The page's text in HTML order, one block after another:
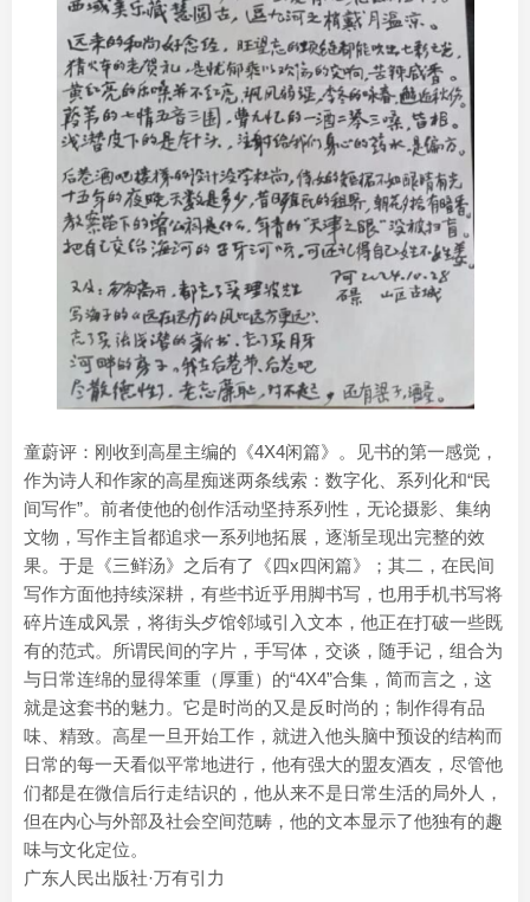
童蔚评：刚收到高星主编的《4X4闲篇》。见书的第一感觉，
作为诗人和作家的高星痴迷两条线索：数字化、系列化和“民
间写作”。前者使他的创作活动坚持系列性，无论摄影、集纳
文物，写作主旨都追求一系列地拓展，逐渐呈现出完整的效
果。于是《三鲜汤》之后有了《四x四闲篇》；其二，在民间
写作方面他持续深耕，有些书近乎用脚书写，也用手机书写将
碎片连成风景，将街头歺馆邻域引入文本，他正在打破一些既
有的范式。所谓民间的字片，手写体，交谈，随手记，组合为
与日常连绵的显得笨重（厚重）的“4X4”合集，简而言之，这
就是这套书的魅力。它是时尚的又是反时尚的；制作得有品
味、精致。高星一旦开始工作，就进入他头脑中预设的结构而
日常的每一天看似平常地进行，他有强大的盟友酒友，尽管他
们都是在微信后行走结识的，他从来不是日常生活的局外人，
但在内心与外部及社会空间范畴，他的文本显示了他独有的趣
味与文化定位。
广东人民出版社·万有引力